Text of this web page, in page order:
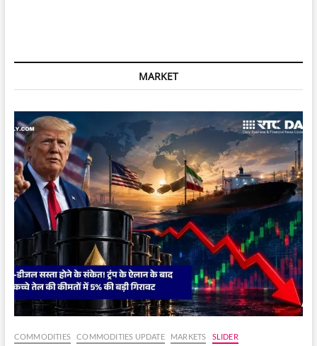
अमेरिका
साथ
के
बीच
फिर
सामने
आया
MARKET
COMMODITIES COMMODITIES UPDATE MARKETS SLIDER